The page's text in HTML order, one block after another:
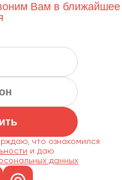
Вам в ближайшее
что ознакомился
данных